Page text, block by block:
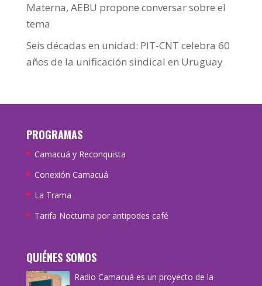
Materna, AEBU propone conversar sobre el
tema
Seis décadas en unidad: PIT-CNT celebra 60
años de la unificación sindical en Uruguay
PROGRAMAS
Camacuá y Reconquista
Conexión Camacuá
La Trama
Tarifa Nocturna por antipodes café
QUIÉNES SOMOS
Radio Camacuá es un proyecto de la